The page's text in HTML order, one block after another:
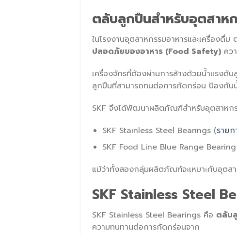
ตลับลูกปืนสำหรับอุตสาห
ในโรงงานอุตสาหกรรมอาหารและเครื่อง
ปลอดภัยของอาหาร (Food Safety) คว
เครื่องจักรที่ต้องผ่านการล้างด้วยน้ำแรงดั
ลูกปืนที่สามารถทนต่อการกัดกร่อน ป้องกันน้
SKF จึงได้พัฒนาผลิตภัณฑ์สำหรับอุตสาหกร
SKF Stainless Steel Bearings (รายก
SKF Food Line Blue Range
แม้ว่าทั้งสองกลุ่มผลิตภัณฑ์จะเหมาะกับอุต
SKF Stainless Steel
SKF Stainless Steel Bearings คือ ตลับ
ความทนทานต่อการกัดกร่อนจาก